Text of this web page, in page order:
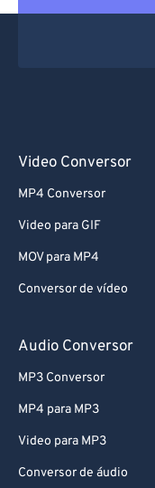
Video Conversor
MP4 Conversor
Video para GIF
MOV para MP4
Conversor de vídeo
Audio Conversor
MP3 Conversor
MP4 para MP3
Video para MP3
Conversor de áudio